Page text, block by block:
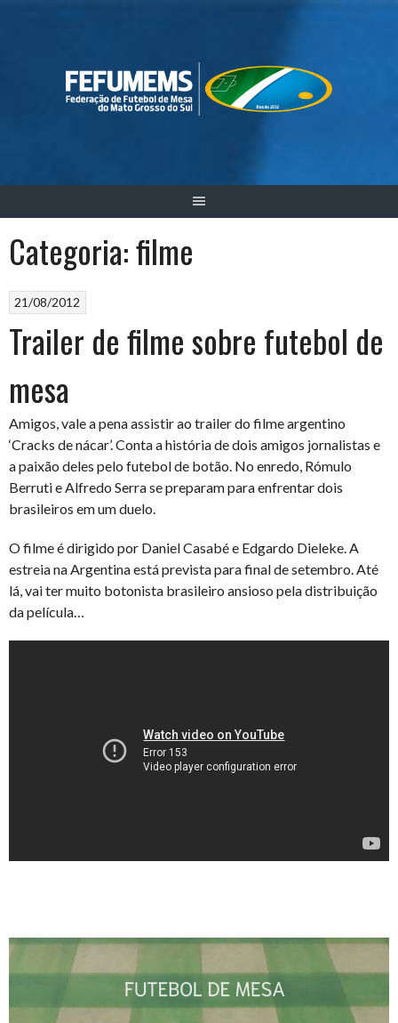
Categoria:filme
21/08/2012
Trailer de filme sobre futebol de
mesa
Amigos, vale a pena assistir ao trailer do filme argentino
‘Cracks de nácar’. Conta a história de dois amigos jornalistas e
a paixão deles pelo futebol de botão. No enredo, Rómulo
Berruti e Alfredo Serra se preparam para enfrentar dois
brasileiros em um duelo.
O filme é dirigido por Daniel Casabé e Edgardo Dieleke. A
estreia na Argentina está prevista para final de setembro. Até
lá, vai ter muito botonista brasileiro ansioso pela distribuição
da película…